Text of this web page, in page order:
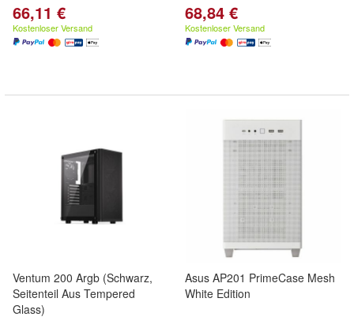
66,11 €
Kostenloser Versand
68,84 €
Kostenloser Versand
Ventum 200 Argb (Schwarz,
Seitenteil Aus Tempered
Glass)
Asus AP201 PrimeCase Mesh
White Edition